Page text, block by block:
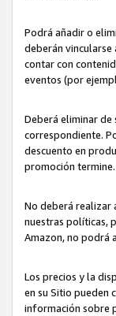
Podrá añadir o
deberán vincularse
contar con
eventos (por
Deberá eliminar
correspondiente.
descuento en
promoción termine.
No deberá realizar
nuestras políticas,
Amazon, no podrá
Los precios y la
en su Sitio pueden
información sobre